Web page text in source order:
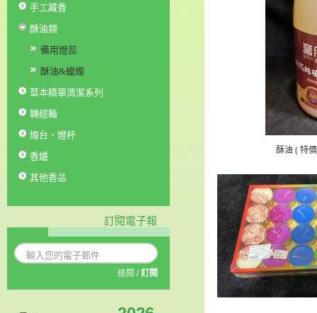
手工藏香
酥油類
備用燈蕊
酥油&蠟燭
草本精華清潔系列
轉經輪
燭台、燈杯
香爐
其他香品
訂閱電子報
退閱 /訂閱
酥油 ( 特